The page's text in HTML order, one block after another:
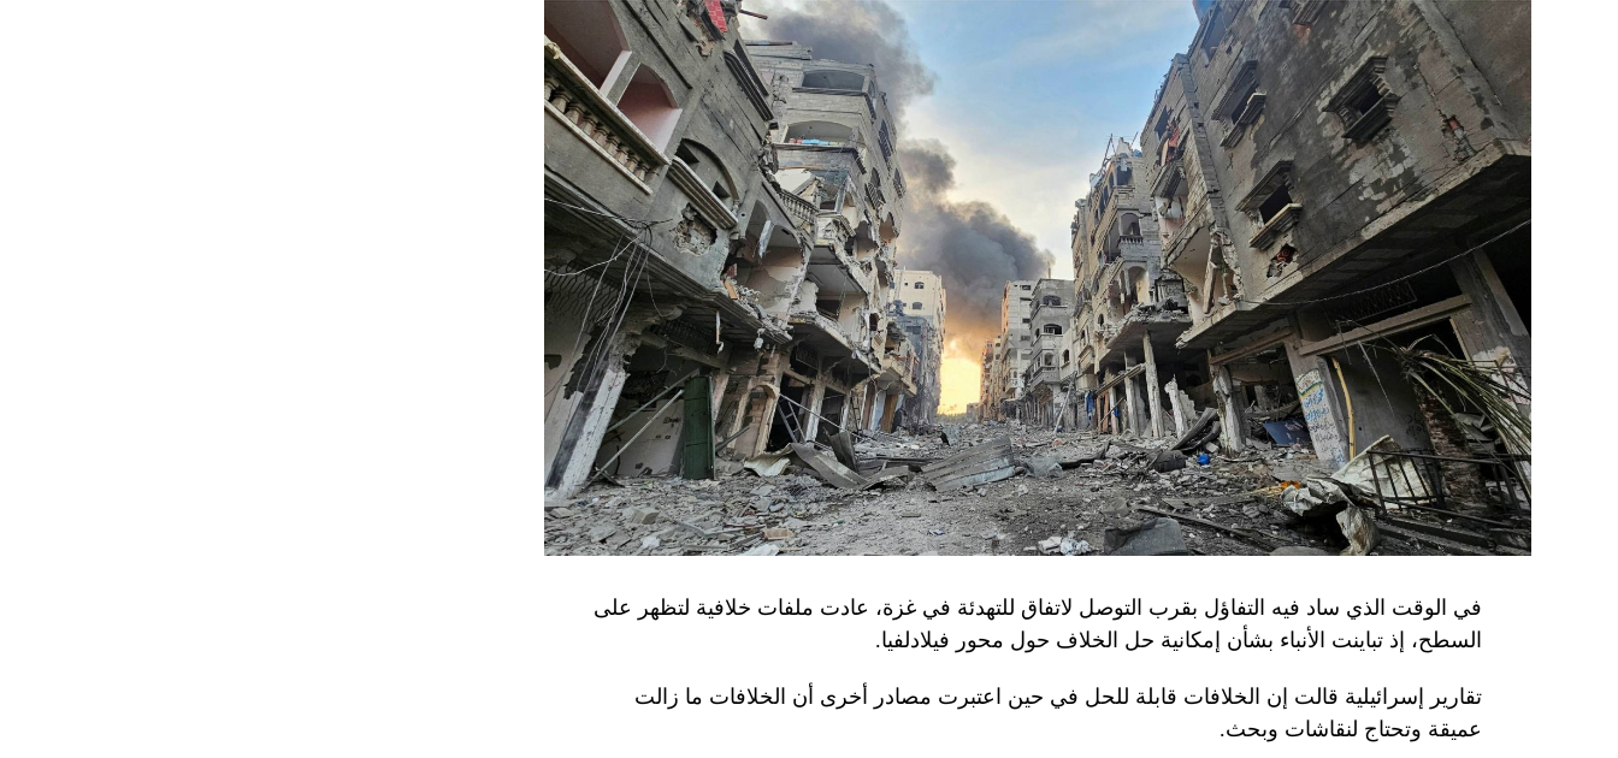
في الوقت الذي ساد فيه التفاؤل بقرب التوصل لاتفاق للتهدئة في غزة، عادت ملفات خلافية لتظهر على
السطح، إذ تباينت الأنباء بشأن إمكانية حل الخلاف حول محور فيلادلفيا.
تقارير إسرائيلية قالت إن الخلافات قابلة للحل في حين اعتبرت مصادر أخرى أن الخلافات ما زالت
عميقة وتحتاج لنقاشات وبحث.